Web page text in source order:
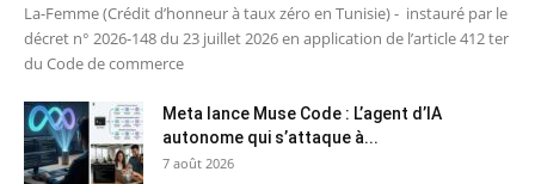
La-Femme (Crédit d’honneur à taux zéro en Tunisie) - instauré par le
décret n° 2026-148 du 23 juillet 2026 en application de l’article 412 ter
du Code de commerce
Meta lance Muse Code : L’agent d’IA
autonome qui s’attaque à...
7 août 2026